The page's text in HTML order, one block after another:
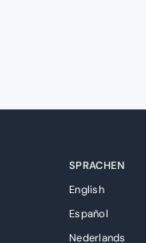
SPRACHEN
English
Español
Nederlands